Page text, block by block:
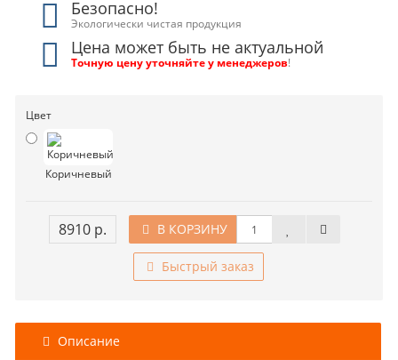
Безопасно!
Экологически чистая продукция
Цена может быть не актуальной
Точную цену уточняйте у менеджеров!
Цвет
Коричневый
8910 р. В КОРЗИНУ
Быстрый заказ
Описание